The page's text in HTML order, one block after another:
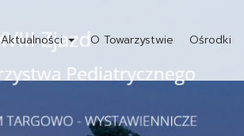
Aktualności O Towarzystwie Ośrodki